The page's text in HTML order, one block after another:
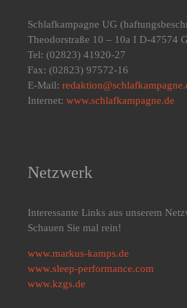
Schlafkampagne UG
Theodorstraße 10 – 10a I D-47574
Tel: (02823) 41920-27
Fax: (02823) 97572-16
E-Mail:
Internet: www.schlafkampagne.de
Netzwerk
Interessante Links aus unserem
Schauen Sie mal rein!
www.markus-kamps.de
www.sleep-performance.com
www.kzgs.de